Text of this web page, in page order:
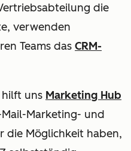
die
verwenden
Teams das CRM-
hilft uns Marketing Hub
Marketing- und
die Möglichkeit haben,